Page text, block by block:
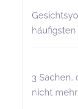
3 Sachen,
nicht